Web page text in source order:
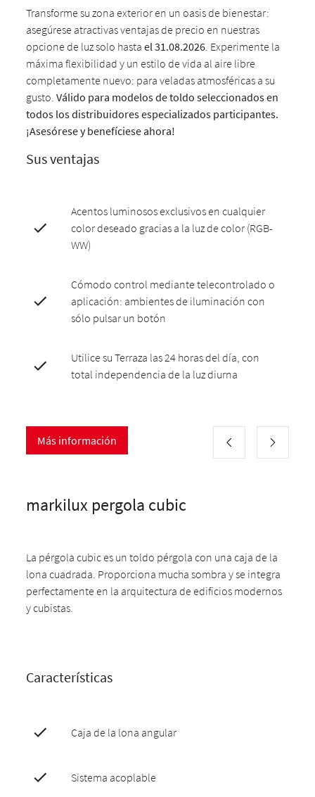
Transforme su zona exterior en un oasis de bienestar:
asegúrese atractivas ventajas de precio en nuestras
opcione de luz solo hastael 31.08.2026. Experimente la
máxima flexibilidad y un estilo de vida al aire libre
completamente nuevo: para veladas atmosféricas a su
gusto.Válido para modelos de toldo seleccionados en
todos los distribuidores especializados participantes.
¡Asesórese y benefíciese ahora!
Sus ventajas
Acentos luminosos exclusivos en cualquier
color deseado gracias a la luz de color (RGB-
WW)
Cómodo control mediante telecontrolado o
aplicación: ambientes de iluminación con
sólo pulsar un botón
Utilice su Terraza las 24 horas del día, con
total independencia de la luz diurna
Más información
markilux pergola cubic
La pérgola cubic es un toldo pérgola con una caja de la
lona cuadrada. Proporciona mucha sombra y se integra
perfectamente en la arquitectura de edificios modernos
y cubistas.
Características
Caja de la lona angular
Sistema acoplable